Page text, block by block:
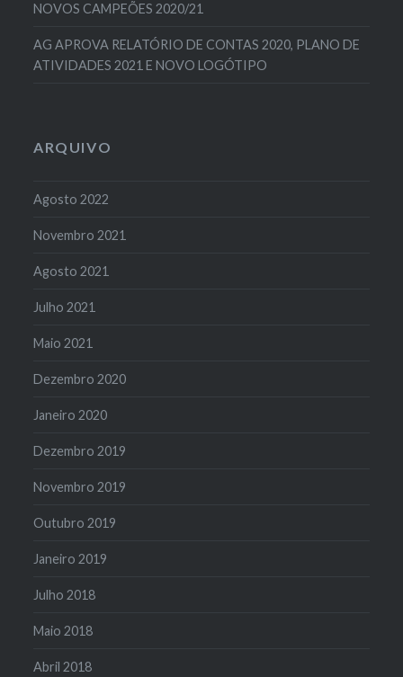
NOVOS CAMPEÕES 2020/21
AG APROVA RELATÓRIO DE CONTAS 2020, PLANO DE
ATIVIDADES 2021 E NOVO LOGÓTIPO
ARQUIVO
Agosto 2022
Novembro 2021
Agosto 2021
Julho 2021
Maio 2021
Dezembro 2020
Janeiro 2020
Dezembro 2019
Novembro 2019
Outubro 2019
Janeiro 2019
Julho 2018
Maio 2018
Abril 2018